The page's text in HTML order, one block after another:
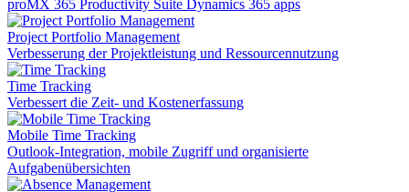
proMX 365 Productivity Suite Dynamics 365 apps
Project Portfolio Management
Verbesserung der Projektleistung und Ressourcennutzung
Time Tracking
Verbessert die Zeit- und Kostenerfassung
Mobile Time Tracking
Outlook-Integration, mobile Zugriff und organisierte
Aufgabenübersichten